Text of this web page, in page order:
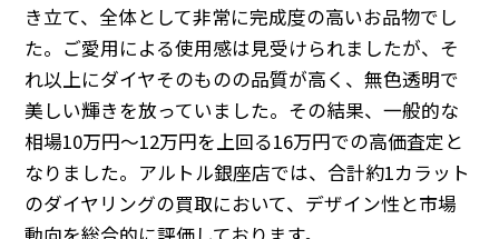
き立て、全体として非常に完成度の高いお品物でし
た。ご愛用による使用感は見受けられましたが、そ
れ以上にダイヤそのものの品質が高く、無色透明で
美しい輝きを放っていました。その結果、一般的な
相場10万円～12万円を上回る16万円での高価査定と
なりました。アルトル銀座店では、合計約1カラット
のダイヤリングの買取において、デザイン性と市場